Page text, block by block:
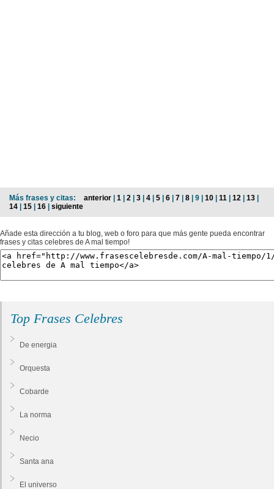
Más frases y citas: anterior | 1 | 2 | 3 | 4 | 5 | 6 | 7 | 8 | 9 | 10 | 11 | 12 | 13 |
14 | 15 | 16 | siguiente
Añade esta dirección a tu blog, web o foro para que más gente pueda encontrar
frases y citas celebres de A mal tiempo!
Top Frases Celebres
De energia
Orquesta
Cobarde
La norma
Necio
Santa ana
El universo